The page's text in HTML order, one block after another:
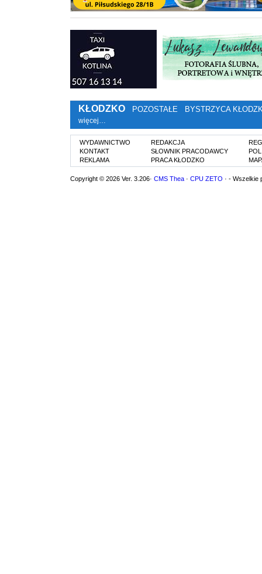
KŁODZKO POZOSTAŁE BYSTRZYCA
więcej…
WYDAWNICTWO
KONTAKT
REKLAMA
REDAKCJA
SŁOWNIK PRACODAWCY
PRACA KŁODZKO
Copyright © 2026 Ver. 3.206· CMS Thea · CPU ZETO · - Wszelkie